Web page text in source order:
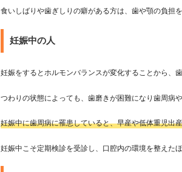
食いしばりや歯ぎしりの癖がある方は、歯や顎の負担
妊娠中の人
妊娠をするとホルモンバランスが変化することから、
つわりの状態によっても、歯磨きが困難になり歯周病
妊娠中に歯周病に罹患していると、早産や低体重児出
妊娠中こそ定期検診を受診し、口腔内の環境を整えた